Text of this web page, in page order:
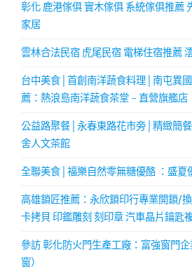
彰化 鹿港傢俱 實木傢俱 系統傢俱推薦
家居
雲林合法民宿 虎尾民宿 電梯住宿推薦
台中美食│首創南洋蔬食料理│南屯異
薦：熱浪島南洋蔬食茶堂 - 直營旗艦店
公益路聚餐│永春東路花市旁│精緻簡
舍人文茶館
全聯美食│福樂自然零無糖優酪 ：盛夏
高雄鎖匠推薦：永欣鎖印行專業開鎖/
卡拷貝 印鑑雕刻 刻印章 汽車晶片鑰匙
參訪 彰化防火門生產工廠：富強窗門
窗）